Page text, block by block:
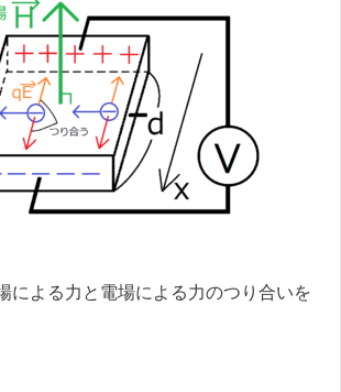
による力と電場による力のつり合いを